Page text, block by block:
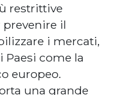
restrittive
prevenire il
i mercati,
Paesi come la
europeo.
una grande